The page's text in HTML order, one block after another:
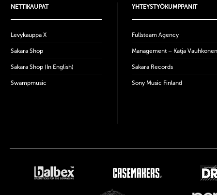
NETTIKAUPAT
Levykauppa X
Sakara Shop
Sakara Shop (In English)
Swampmusic
YHTEYSTYÖKUMPPANIT
Fullsteam Agency
Management – Katja Vauhkonen
Sakara Records
Sony Music Finland